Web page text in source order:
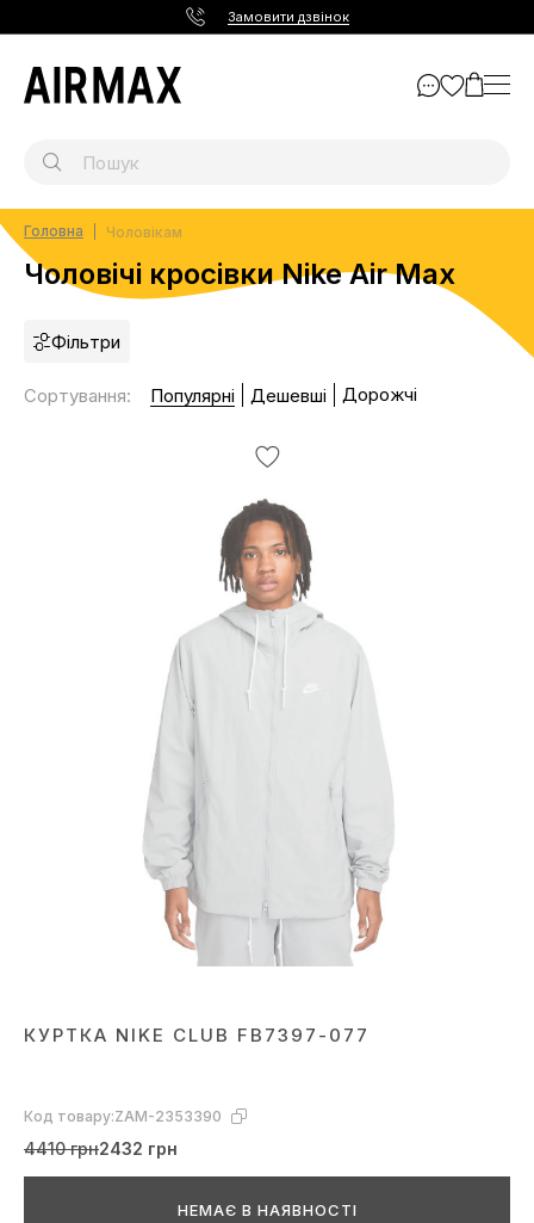
Замовити дзвінок
Головна Чоловікам
Чоловічі кросівки Nike Air Max
Фільтри
Сортування: Популярні Дешевші Дорожчі
КУРТКА NIKE CLUB FB7397-077
Код товару:ZAM-2353390
4410 грн2432 грн
НЕМАЄ В НАЯВНОСТІ